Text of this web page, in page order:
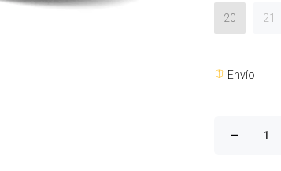
20 21
Envío